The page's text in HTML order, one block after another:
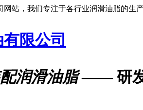
站，我们专注于各行业润滑油脂的生
润滑油脂—— 研发